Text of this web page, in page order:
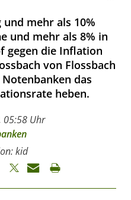
mehr als 10%
und mehr als 8% in
gegen die Inflation
von Flossbach
das
heben.
05:58 Uhr
kid